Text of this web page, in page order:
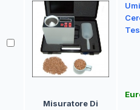
Misuratore Di